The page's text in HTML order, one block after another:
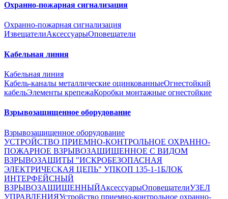
Охранно-пожарная сигнализация
Охранно-пожарная сигнализация
ИзвещателиАксессуарыОповещатели
Кабельная линия
Кабельная линия
Кабель-каналы металлические оцинкованныеОгнестойкий
кабельЭлементы крепежаКоробки монтажные огнестойкие
Взрывозащищенное оборудование
Взрывозащищенное оборудование
УСТРОЙСТВО ПРИЕМНО-КОНТРОЛЬНОЕ ОХРАННО-
ПОЖАРНОЕ ВЗРЫВОЗАЩИЩЕННОЕ С ВИДОМ
ВЗРЫВОЗАЩИТЫ "ИСКРОБЕЗОПАСНАЯ
ЭЛЕКТРИЧЕСКАЯ ЦЕПЬ" УПКОП 135-1-1БЛОК
ИНТЕРФЕЙСНЫЙ
ВЗРЫВОЗАЩИЩЕННЫЙАксессуарыОповещателиУЗЕЛ
УПРАВЛЕНИЯУстройство приемно-контрольное охранно-